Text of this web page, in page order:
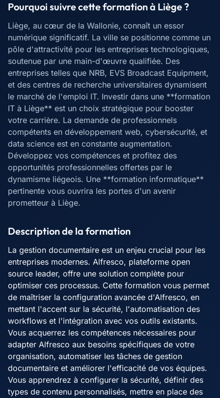
Pourquoi suivre cette formation à Liège?
Liège, au cœur de la Wallonie, connaît un essor
numérique significatif. La ville se positionne comme un
pôle d'attractivité pour les entreprises technologiques,
soutenue par une main-d'œuvre qualifiée. Des
entreprises telles que NRB, EVS Broadcast Equipment,
et des centres de recherche universitaires dynamisent
le marché de l'emploi IT. Investir dans une **formation
IT à Liège** est un choix stratégique pour booster
votre carrière. La demande de professionnels
compétents en développement web, cybersécurité, et
data science est en constante augmentation.
Développez vos compétences et profitez des
opportunités professionnelles offertes par le
dynamisme liégeois. Une **formation informatique**
pertinente vous ouvrira les portes d'un avenir
prometteur à Liège.
Description de la formation
La gestion documentaire est un enjeu crucial pour les
entreprises modernes. Alfresco, plateforme open
source leader, offre une solution complète pour
optimiser ces processus. Cette formation vous permet
de maîtriser la configuration avancée d'Alfresco, en
mettant l'accent sur la sécurité, l'automatisation des
workflows et l'intégration avec vos outils existants.
Vous acquerrez les compétences nécessaires pour
adapter Alfresco aux besoins spécifiques de votre
organisation, automatiser les tâches de gestion
documentaire et améliorer l'efficacité de vos équipes.
Vous apprendrez à configurer la sécurité, définir des
types de contenu personnalisés, mettre en place des